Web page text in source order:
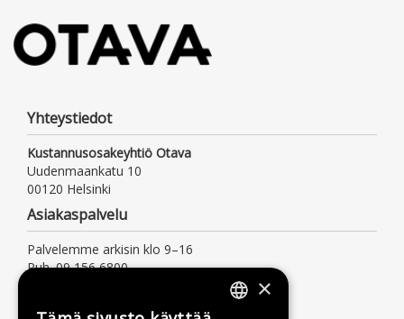
Yhteystiedot
Kustannusosakeyhtiö Otava
Uudenmaankatu 10
00120 Helsinki
Asiakaspalvelu
Palvelemme arkisin klo 9–16
Puh. 09 156 6800
×